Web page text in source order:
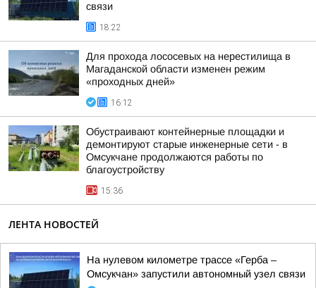
связи
18:22
Для прохода лососевых на нерестилища в
Магаданской области изменен режим
«проходных дней»
16:12
Обустраивают контейнерные площадки и
демонтируют старые инженерные сети - в
Омсукчане продолжаются работы по
благоустройству
15:36
ЛЕНТА НОВОСТЕЙ
На нулевом километре трассе «Герба –
Омсукчан» запустили автономный узел связи